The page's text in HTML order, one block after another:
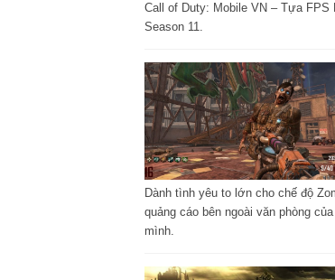
Call of Duty: Mobile VN – Tựa
Season 11.
Dành tình yêu to lớn cho chế độ
quảng cáo bên ngoài văn phòng
mình.